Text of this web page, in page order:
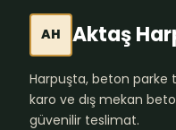
AH Aktaş
Harpuşta, beton parke
karo ve dış mekan
güvenilir teslimat.